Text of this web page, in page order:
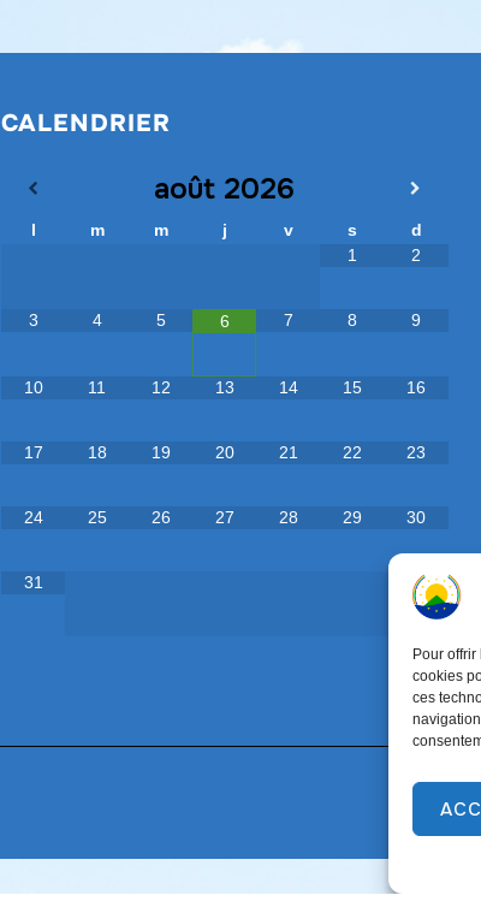
Pour
cookies
ces
CALENDRIER
août 2026
l m m j v s
d
1
2
3 4 5 6 7 8 9
10 11 12 13 14 15 16
17 18 19 20 21 22 23
24 25 26 27 28 29 30
31